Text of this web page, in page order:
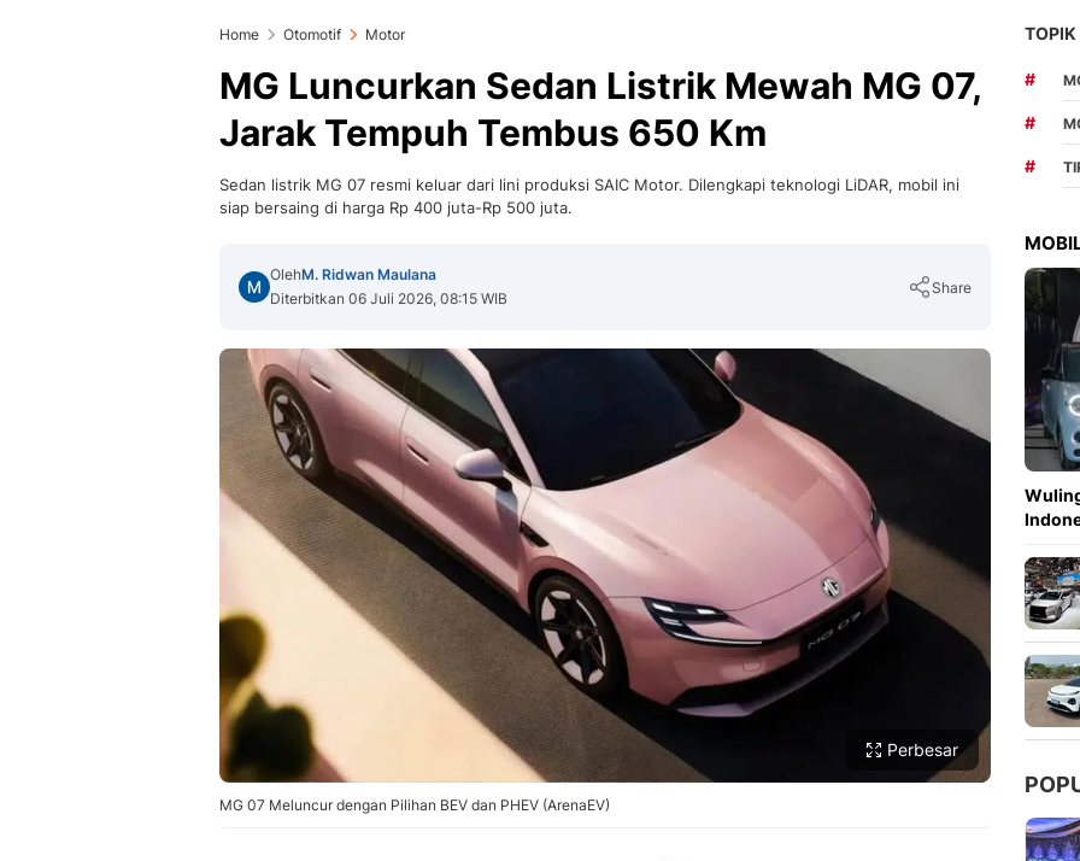
Home Otomotif Motor
MG Luncurkan Sedan Listrik Mewah MG 07,
Jarak Tempuh Tembus 650 Km
Sedan listrik MG 07 resmi keluar dari lini produksi SAIC Motor. Dilengkapi teknologi LiDAR, mobil ini
siap bersaing di harga Rp 400 juta-Rp 500 juta.
OlehM. Ridwan Maulana
Diterbitkan 06 Juli 2026, 08:15 WIB
Share
Copy Link
Perbesar
MG 07 Meluncur dengan Pilihan BEV dan PHEV (ArenaEV)
TOPIK
#
#
#